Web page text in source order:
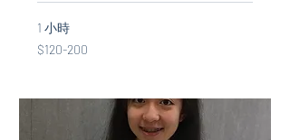
1 小時
$120-
200
$120-200